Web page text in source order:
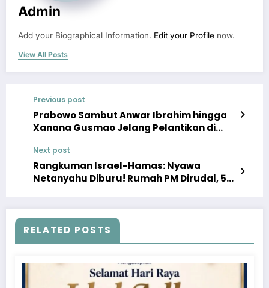
Admin
Add your Biographical Information. Edit your Profile now.
View All Posts
Previous post
Prabowo Sambut Anwar Ibrahim hingga
Xanana Gusmao Jelang Pelantikan di
Next post
Rangkuman Israel-Hamas: Nyawa
Netanyahu Diburu! Rumah PM Dirudal, 55
RELATED POSTS